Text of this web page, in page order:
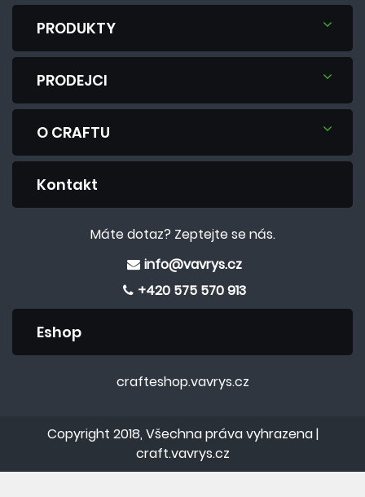
PRODUKTY
PRODEJCI
O CRAFTU
Kontakt
Máte dotaz? Zeptejte se nás.
info@vavrys.cz
+420 575 570 913
Eshop
crafteshop.vavrys.cz
Copyright 2018, Všechna práva vyhrazena |
craft.vavrys.cz